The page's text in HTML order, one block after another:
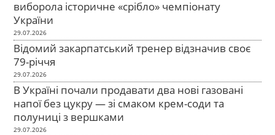
виборола історичне «срібло» чемпіонату
України
29.07.2026
Відомий закарпатський тренер відзначив своє
79-річчя
29.07.2026
В Україні почали продавати два нові газовані
напої без цукру — зі смаком крем-соди та
полуниці з вершками
29.07.2026